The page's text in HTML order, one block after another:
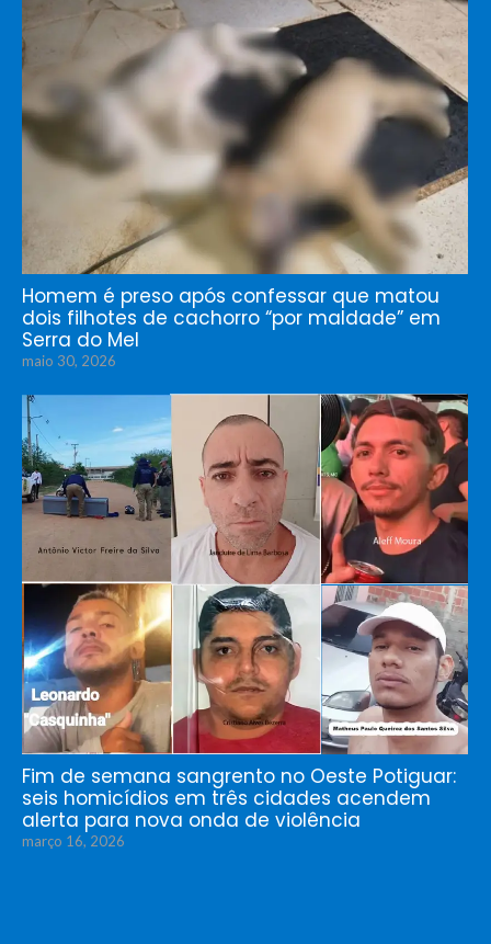
Homem é preso após confessar que matou
dois filhotes de cachorro “por maldade” em
Serra do Mel
maio 30, 2026
Fim de semana sangrento no Oeste Potiguar:
seis homicídios em três cidades acendem
alerta para nova onda de violência
março 16, 2026